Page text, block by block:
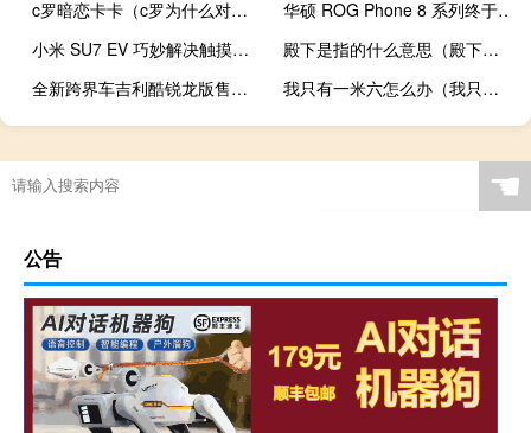
c罗暗恋卡卡（c罗为什么对卡卡那么好）
华硕 ROG Phone 8 系列终于在美国上市
小米 SU7 EV 巧妙解决触摸屏与按键之争
殿下是指的什么意思（殿下是偷窃狂）
全新跨界车吉利酷锐龙版售价1.1万美元
我只有一米六怎么办（我只有一米六）
☚
公告